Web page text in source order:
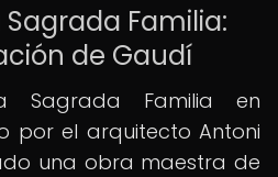
Familia:
de Gaudí
Sagrada Familia en
por el arquitecto Antoni
una obra maestra de